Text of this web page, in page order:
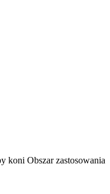
koni Obszar zastosowania